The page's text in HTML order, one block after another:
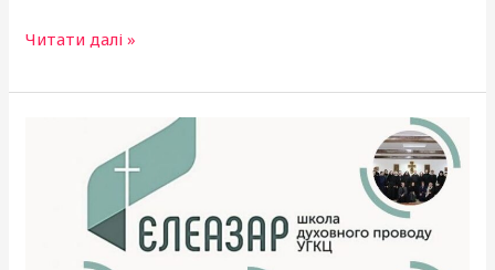
Читати далі »
«Єлеазар»:
формування
провідників